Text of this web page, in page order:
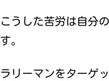
うした苦労は自分
。
リーマンをターゲ